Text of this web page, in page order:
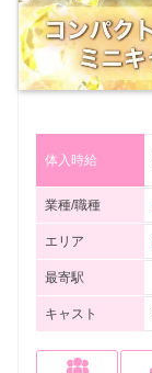
体入時給
業種/職種
エリア
最寄駅
キャスト